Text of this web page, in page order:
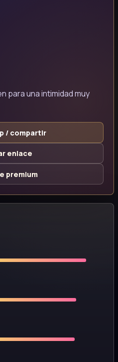
para una intimidad muy
/ compartir
enlace
premium